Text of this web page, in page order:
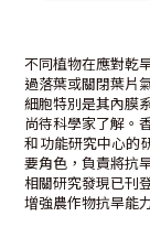
不同植物在應對乾
過落葉或關閉葉片
細胞特別是其內膜
尚待科學家了解。
和功能研究中心的
要角色，負責將抗
相關研究發現已刊
增強農作物抗旱能